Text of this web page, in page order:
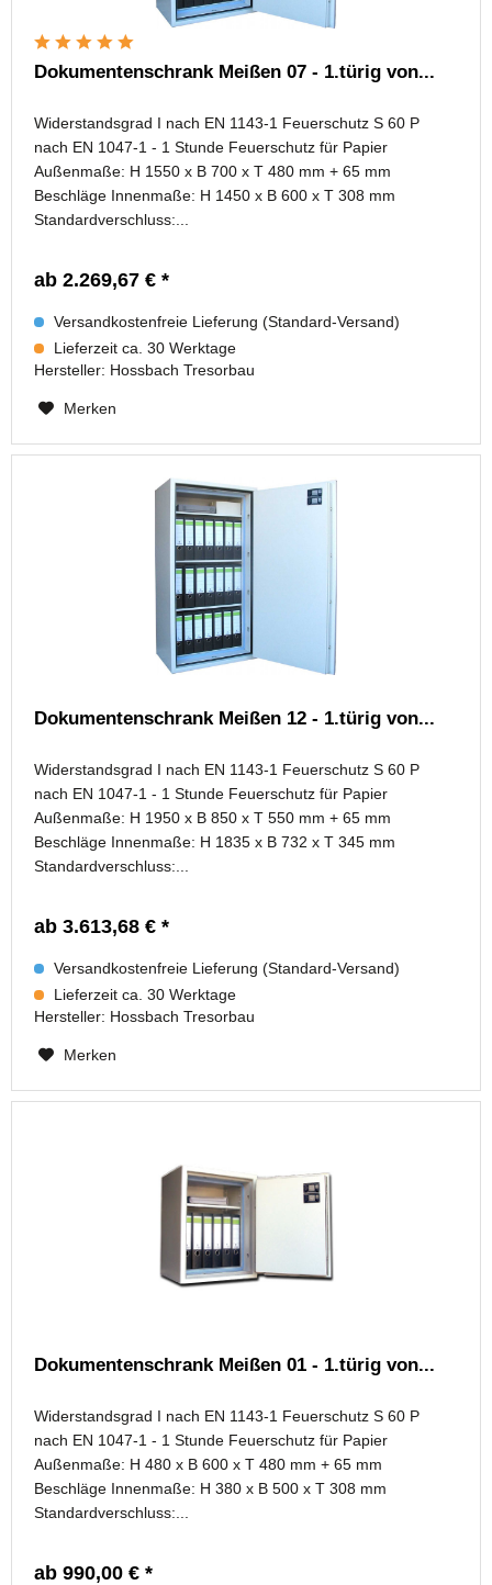
Dokumentenschrank Meißen 07 - 1.türig von...
Widerstandsgrad I nach EN 1143-1 Feuerschutz S 60 P
nach EN 1047-1 - 1 Stunde Feuerschutz für Papier
Außenmaße: H 1550 x B 700 x T 480 mm + 65 mm
Beschläge Innenmaße: H 1450 x B 600 x T 308 mm
Standardverschluss:...
ab 2.269,67 € *
Versandkostenfreie Lieferung (Standard-Versand)
Lieferzeit ca. 30 Werktage
Hersteller: Hossbach Tresorbau
Merken
Dokumentenschrank Meißen 12 - 1.türig von...
Widerstandsgrad I nach EN 1143-1 Feuerschutz S 60 P
nach EN 1047-1 - 1 Stunde Feuerschutz für Papier
Außenmaße: H 1950 x B 850 x T 550 mm + 65 mm
Beschläge Innenmaße: H 1835 x B 732 x T 345 mm
Standardverschluss:...
ab 3.613,68 € *
Versandkostenfreie Lieferung (Standard-Versand)
Lieferzeit ca. 30 Werktage
Hersteller: Hossbach Tresorbau
Merken
Dokumentenschrank Meißen 01 - 1.türig von...
Widerstandsgrad I nach EN 1143-1 Feuerschutz S 60 P
nach EN 1047-1 - 1 Stunde Feuerschutz für Papier
Außenmaße: H 480 x B 600 x T 480 mm + 65 mm
Beschläge Innenmaße: H 380 x B 500 x T 308 mm
Standardverschluss:...
ab 990,00 € *